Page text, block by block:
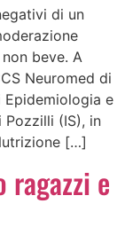
di un
beve. A
Neuromed di
e
Pozzilli (IS), in
[…]
ragazzi e